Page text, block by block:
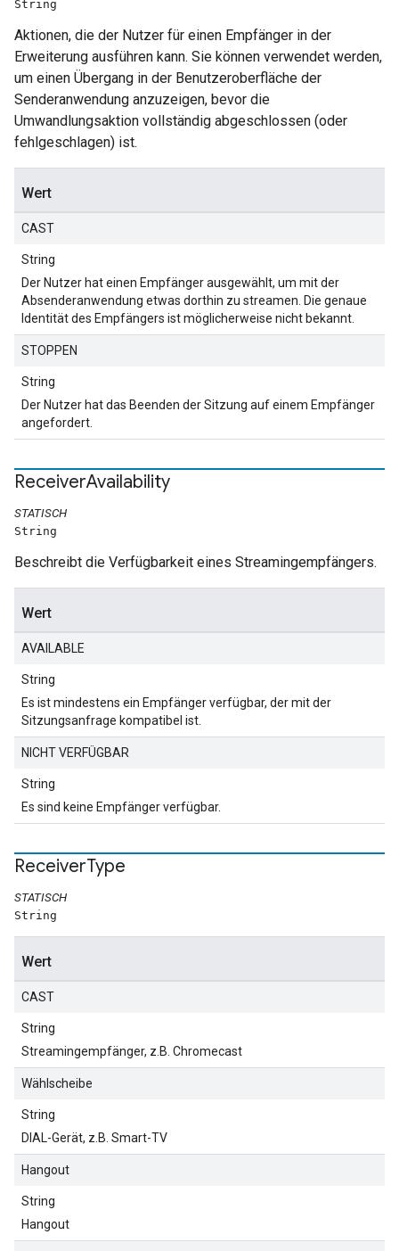
String
Aktionen, die der Nutzer für einen Empfänger in der
Erweiterung ausführen kann. Sie können verwendet werden,
um einen Übergang in der Benutzeroberfläche der
Senderanwendung anzuzeigen, bevor die
Umwandlungsaktion vollständig abgeschlossen (oder
fehlgeschlagen) ist.
Wert
CAST
String
Der Nutzer hat einen Empfänger ausgewählt, um mit der
Absenderanwendung etwas dorthin zu streamen. Die genaue
Identität des Empfängers ist möglicherweise nicht bekannt.
STOPPEN
String
Der Nutzer hat das Beenden der Sitzung auf einem Empfänger
angefordert.
ReceiverAvailability
STATISCH
String
Beschreibt die Verfügbarkeit eines Streamingempfängers.
Wert
AVAILABLE
String
Es ist mindestens ein Empfänger verfügbar, der mit der
Sitzungsanfrage kompatibel ist.
NICHT VERFÜGBAR
String
Es sind keine Empfänger verfügbar.
ReceiverType
STATISCH
String
Wert
CAST
String
Streamingempfänger, z.B. Chromecast
Wählscheibe
String
DIAL-Gerät, z.B. Smart-TV
Hangout
String
Hangout